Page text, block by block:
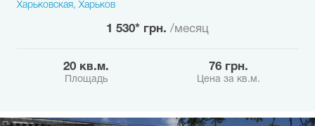
Харьковская, Харьков
1 530* грн. /месяц
20 кв.м.
Площадь
76 грн.
Цена за кв.м.